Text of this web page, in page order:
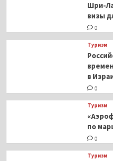
Шри-
визы
0
Туризм
в
0
Туризм
по
0
Туризм